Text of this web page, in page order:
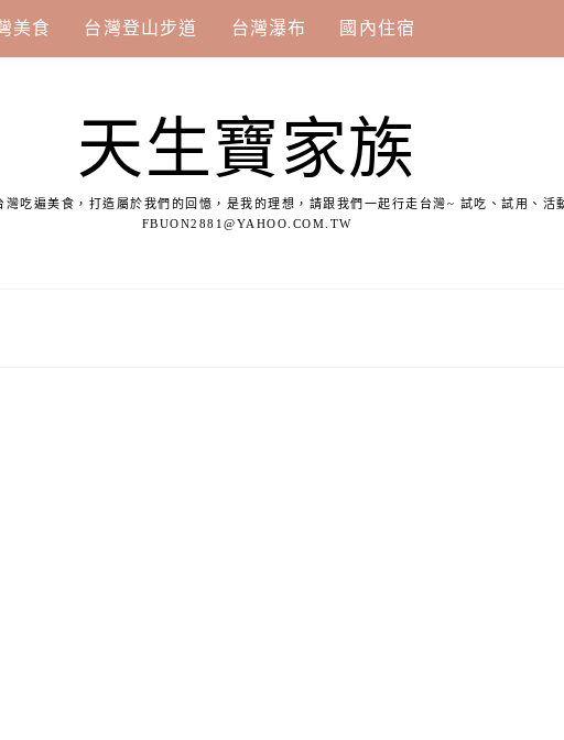
美食 台灣登山步道 台灣瀑布 國內住宿
天生寶家族
吃遍美食，打造屬於我們的回憶，是我的理想，請跟我們一起行走台灣~ 試吃、試用、活
FBUON2881@YAHOO.COM.TW